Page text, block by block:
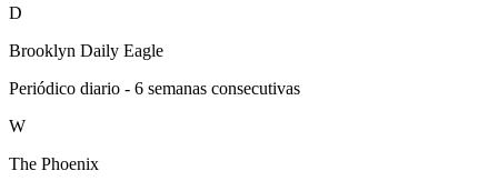
D
Brooklyn Daily Eagle
Periódico diario - 6 semanas consecutivas
W
The Phoenix